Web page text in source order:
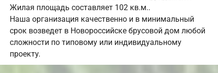
Жилая площадь составляет 102 кв.м..
Наша организация качественно и в минимальный
срок возведет в Новороссийске брусовой дом любой
сложности по типовому или индивидуальному
проекту.